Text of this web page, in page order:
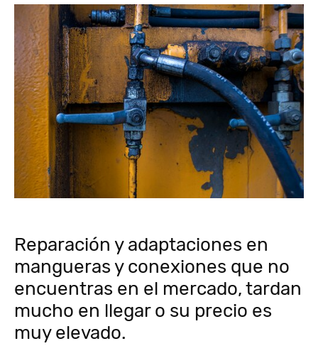
Reparación y adaptaciones en
mangueras y conexiones que no
encuentras en el mercado, tardan
mucho en llegar o su precio es
muy elevado.